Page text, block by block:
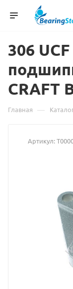
306
о
306
взят
UCF
CRAFT
Главная —
Артикул: